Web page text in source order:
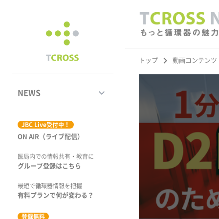
NEWS keyboard_arrow_down
ジャーナル
動画コンテンツ
市場トピックス
JBC Live受付中！
ON AIR（ライブ配信）
医局内での情報共有・教育に
グループ登録はこちら
最短で循環器情報を把握
有料プランで何が変わる？
登録無料
トップ keyboard_arrow_right 動画コンテンツ